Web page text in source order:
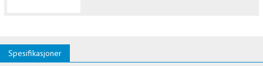
Spesifikasjoner